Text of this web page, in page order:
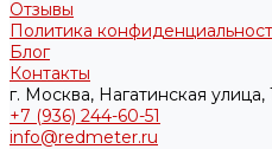
Отзывы
Политика
Блог
Контакты
г. Москва, Нагатинская улица,
+7 (936) 244-60-51
info@redmeter.ru